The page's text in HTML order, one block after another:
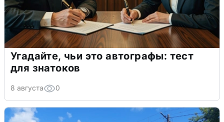
Угадайте, чьи это автографы: тест
для знатоков
8 августа 0